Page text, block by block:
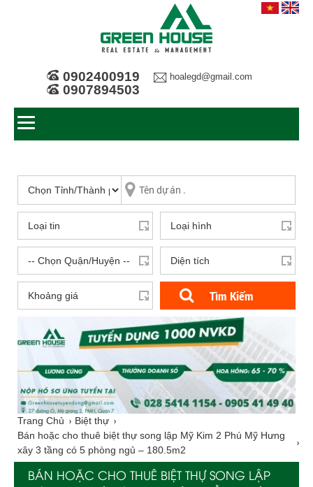
0902400919
0907894503
hoalegd@gmail.com
Tìm Kiếm
Trang Chủ
Biệt thự
Bán hoặc cho thuê biệt thự song lập Mỹ Kim 2 Phú Mỹ Hưng
xây 3 tầng có 5 phòng ngủ – 180.5m2
BÁN HOẶC CHO THUÊ BIỆT THỰ SONG LẬP